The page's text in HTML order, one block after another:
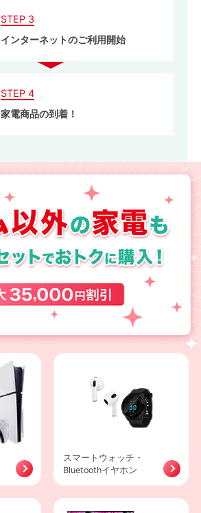
STEP 3
インターネットのご利用開始
STEP 4
家電商品の到着！
スマートウォッチ・
Bluetoothイヤホン